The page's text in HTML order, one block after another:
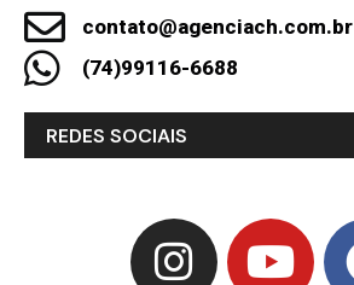
contato@agenciach.com.br
(74)99116-6688
REDES SOCIAIS